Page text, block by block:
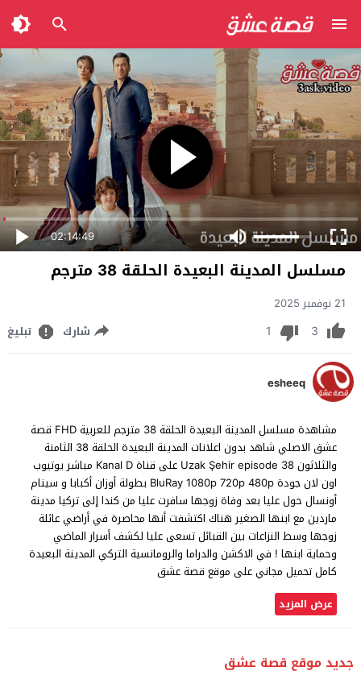
02:14:49
مسلسل المدينة البعيدة الحلقة 38 مترجم
21 نوفمبر 2025
3
1 شارك تبليغ
esheeq
مشاهدة مسلسل المدينة البعيدة الحلقة 38 مترجم للعربية FHD قصة
عشق الاصلي شاهد بدون اعلانات المدينة البعيدة الحلقة 38 الثامنة
والثلاثون Uzak Şehir episode 38 على قناة Kanal D مباشر يوتيوب
اون لان جودة BluRay 1080p 720p 480p بطولة أوزان أكبابا و سينام
أونسال حول عليا بعد وفاة زوجها سافرت عليا من كندا إلى تركيا مدينة
ماردين مع ابنها الصغير هناك اكتشفت أنها محاصرة في أراضي عائلة
زوجها وسط النزاعات بين القبائل تسعى عليا لكشف أسرار الماضي
وحماية ابنها ! في الاكشن والدراما والرومانسية التركي المدينة البعيدة
كامل تحميل مجاني على موقع قصة عشق
عرض المزيد
جديد موقع قصة عشق